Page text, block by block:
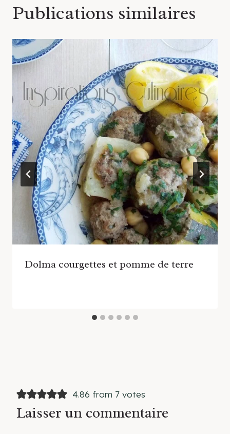
Publications similaires
Dolma courgettes et pomme de terre
4.86 from 7 votes
Laisser un commentaire